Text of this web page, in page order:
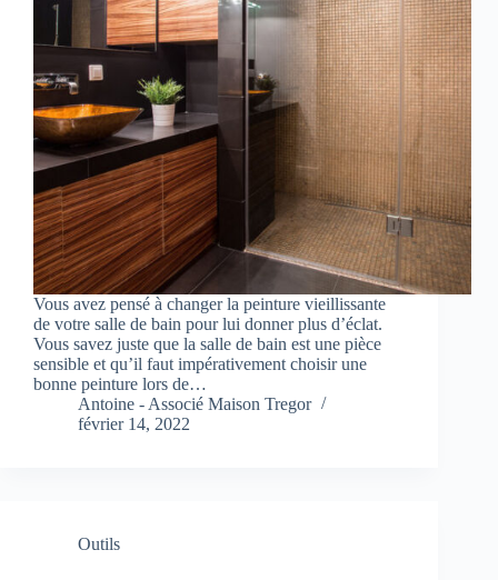
Vous avez pensé à changer la peinture vieillissante
de votre salle de bain pour lui donner plus d’éclat.
Vous savez juste que la salle de bain est une pièce
sensible et qu’il faut impérativement choisir une
bonne peinture lors de…
Antoine - Associé Maison Tregor
février 14, 2022
Outils